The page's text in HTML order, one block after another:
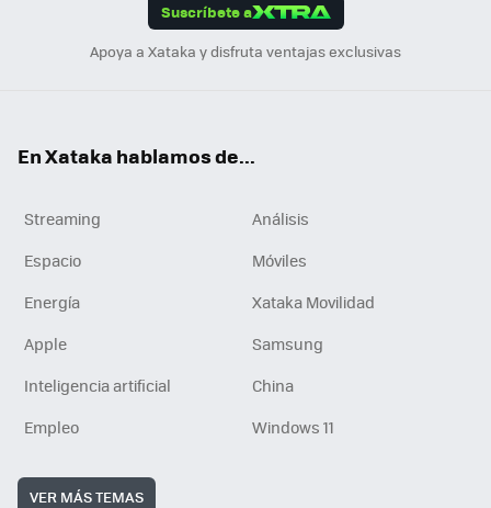
Suscríbete a
Apoya a Xataka y disfruta ventajas exclusivas
En Xataka hablamos de...
Streaming
Análisis
Espacio
Móviles
Energía
Xataka Movilidad
Apple
Samsung
Inteligencia artificial
China
Empleo
Windows 11
VER MÁS TEMAS